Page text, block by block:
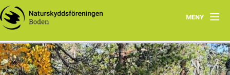
MENY
Hem
Om oss